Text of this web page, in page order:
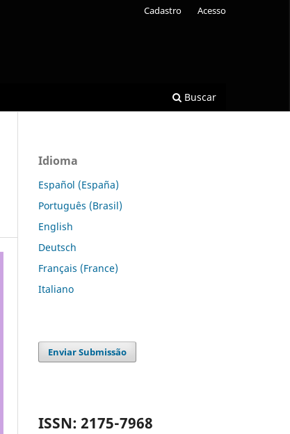
Buscar
Cadastro Acesso
Idioma
Español (España)
Português (Brasil)
English
Deutsch
Français (France)
Italiano
Enviar Submissão
ISSN: 2175-7968